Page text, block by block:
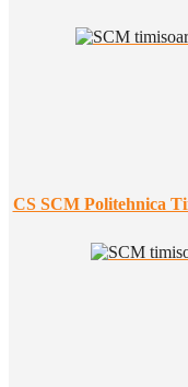
CS SCM Politehnica